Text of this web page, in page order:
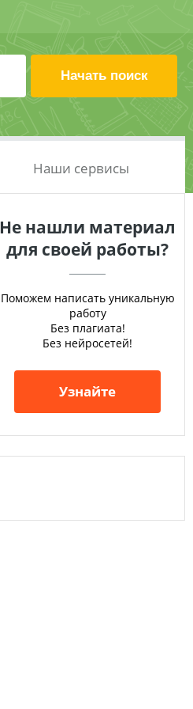
Наши сервисы
Не нашли материал
для своей работы?
Поможем написать уникальную
работу
Без плагиата!
Без нейросетей!
Узнайте